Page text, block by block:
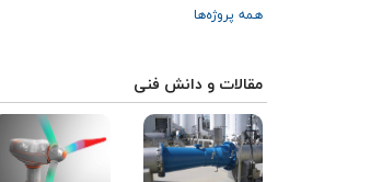
همه پروژه‌ها
مقالات و دانش فنی